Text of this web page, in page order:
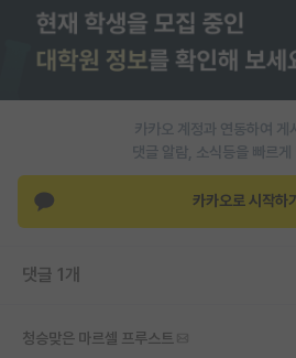
인문사회 계열 게시판
반도체/AI 게시판
장학금/장학생 게시판
유학교육
카카오 계정과 연동하여 게
댓글 알람, 소식등을 빠르게
카카오로 시작하기
댓글 1개
청승맞은 마르셀 프루스트